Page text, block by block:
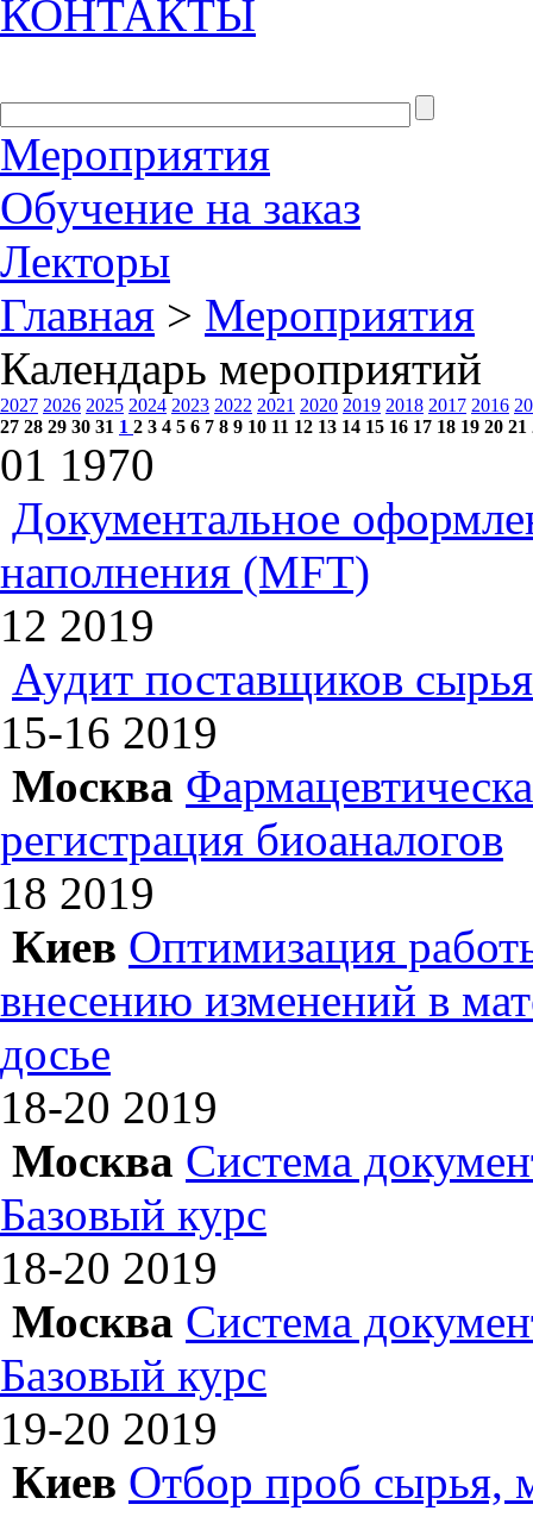
КОНТАКТЫ
Мероприятия
Обучение на заказ
Лекторы
Главная > Мероприятия
Календарь мероприятий
2027 2026 2025 2024 2023 2022 2021 2020 2019 2018 2017 2016
27 28 29 30 31 1 2 3 4 5 6 7 8 9 10 11 12 13 14 15 16 17 18 19 20 21
01 1970
Документальное
наполнения (MFT)
12 2019
Аудит поставщиков
15-16 2019
Москва
регистрация биоаналогов
18 2019
Киев Оптимизация
внесению изменений в
досье
18-20 2019
Москва Система
Базовый курс
18-20 2019
Москва Система
Базовый курс
19-20 2019
Киев Отбор проб сырья,